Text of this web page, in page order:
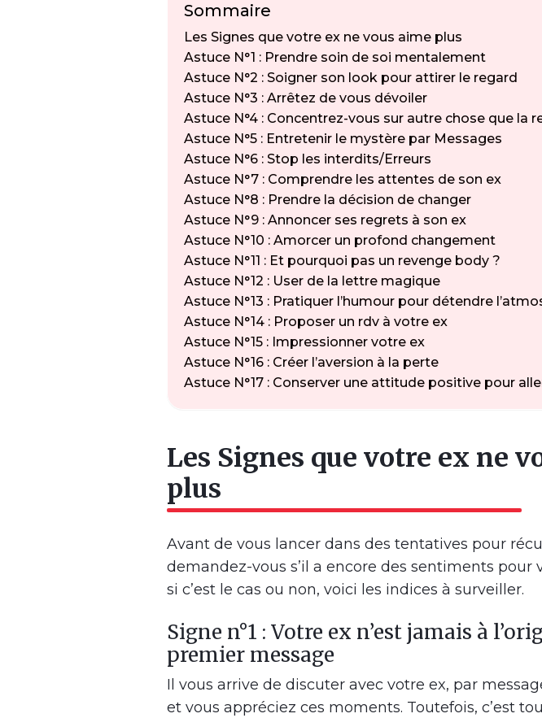
Sommaire
Les Signes que votre ex ne vous aime plus
Astuce N°1 : Prendre soin de soi mentalement
Astuce N°2 : Soigner son look pour attirer le regard
Astuce N°3 : Arrêtez de vous dévoiler
Astuce N°4 : Concentrez-vous sur autre chose que la
Astuce N°5 : Entretenir le mystère par Messages
Astuce N°6 : Stop les interdits/Erreurs
Astuce N°7 : Comprendre les attentes de son ex
Astuce N°8 : Prendre la décision de changer
Astuce N°9 : Annoncer ses regrets à son ex
Astuce N°10 : Amorcer un profond changement
Astuce N°11 : Et pourquoi pas un revenge body ?
Astuce N°12 : User de la lettre magique
Astuce N°13 : Pratiquer l’humour pour détendre
Astuce N°14 : Proposer un rdv à votre ex
Astuce N°15 : Impressionner votre ex
Astuce N°16 : Créer l’aversion à la perte
Astuce N°17 : Conserver une attitude positive pour
Les Signes que votre ex ne
plus
Avant de vous lancer dans des tentatives pour
demandez-vous s’il a encore des sentiments pour
si c’est le cas ou non, voici les indices à surveiller.
Signe n°1 : Votre ex n’est jamais à
premier message
Il vous arrive de discuter avec votre ex, par
et vous appréciez ces moments. Toutefois, c’est